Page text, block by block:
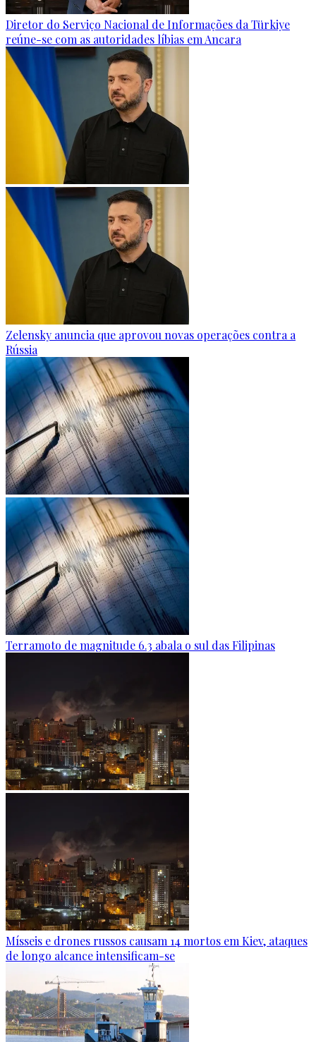
Diretor do Serviço Nacional de Informações da Türkiye
reúne-se com as autoridades líbias em Ancara
Zelensky anuncia que aprovou novas operações contra a
Rússia
Terramoto de magnitude 6.3 abala o sul das Filipinas
Mísseis e drones russos causam 14 mortos em Kiev, ataques
de longo alcance intensificam-se